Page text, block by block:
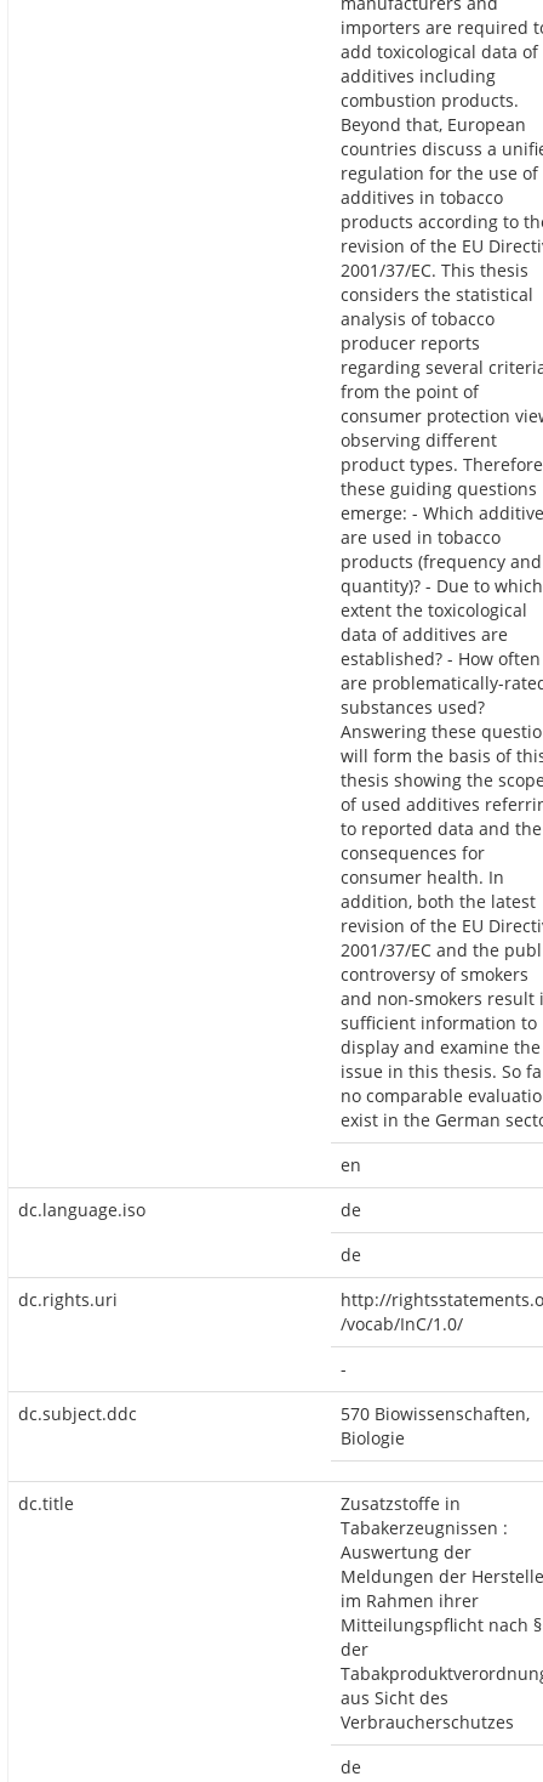
importers are required
add toxicological data of
additives including
combustion products.
Beyond that, European
countries discuss a
regulation for the use of
additives in tobacco
products according to
revision of the EU
2001/37/EC. This thesis
considers the statistical
analysis of tobacco
producer reports
regarding several
from the point of
consumer protection
observing different
product types.
these guiding questions
emerge: - Which
are used in tobacco
products (frequency and
quantity)? - Due to which
extent the toxicological
data of additives are
established? - How often
are problematically-
substances used?
Answering these
will form the basis of
thesis showing the
of used additives
to reported data and the
consequences for
consumer health. In
addition, both the latest
revision of the EU
2001/37/EC and the
controversy of smokers
and non-smokers result
sufficient information to
display and examine the
issue in this thesis. So
no comparable
exist in the German
en
dc.language.iso
de
de
dc.rights.uri
http://
/vocab/InC/1.0/
-
dc.subject.ddc
570 Biowissenschaften,
Biologie
dc.title
Zusatzstoffe in
Tabakerzeugnissen :
Auswertung der
Meldungen der
im Rahmen ihrer
Mitteilungspflicht nach
der
aus Sicht des
Verbraucherschutzes
de